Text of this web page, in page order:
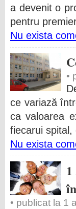
a devenit o
pentru
Nu exista
•
ce variază
ca valoarea
fiecarui
Nu exista
• publicat la 1